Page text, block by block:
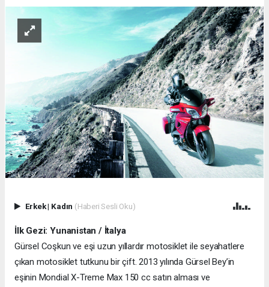
Erkek| Kadın (Haberi Sesli Oku)
İlk Gezi: Yunanistan / İtalya
Gürsel Coşkun ve eşi uzun yıllardır motosiklet ile seyahatlere
çıkan motosiklet tutkunu bir çift. 2013 yılında Gürsel Bey’in
eşinin Mondial X-Treme Max 150 cc satın alması ve